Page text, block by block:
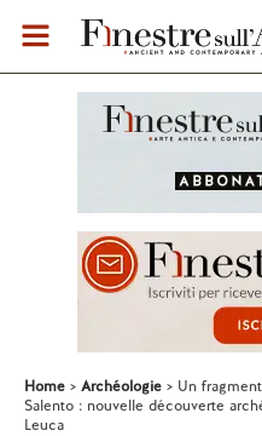
Home Archéologie
Un
Salento : nouvelle découverte
Leuca